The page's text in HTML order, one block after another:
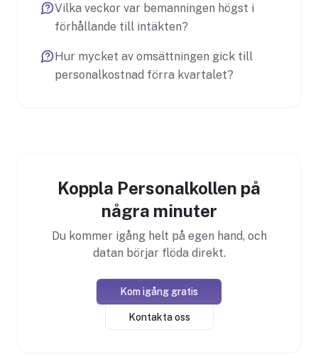
Vilka veckor var bemanningen högst i
förhållande till intäkten?
Hur mycket av omsättningen gick till
personalkostnad förra kvartalet?
Koppla Personalkollen på
några minuter
Du kommer igång helt på egen hand, och
datan börjar flöda direkt.
Kom igång gratis
Kontakta oss